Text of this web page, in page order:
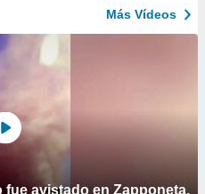
Más Vídeos
avistado en Zapponeta,